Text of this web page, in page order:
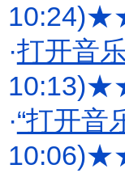
10:24)
·打开音
10:13)
·“打开音
10:06)